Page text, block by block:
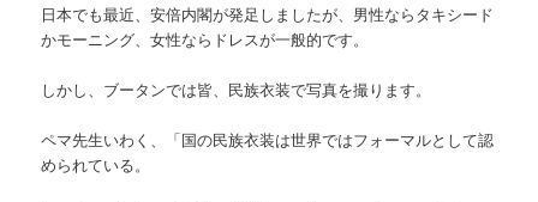
日本でも最近、安倍内閣が発足しましたが、男性ならタキシード
かモーニング、女性ならドレスが一般的です。
しかし、ブータンでは皆、民族衣装で写真を撮ります。
ペマ先生いわく、「国の民族衣装は世界ではフォーマルとして認
められている。